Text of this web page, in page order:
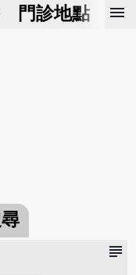
門診地點 預
menu
subject